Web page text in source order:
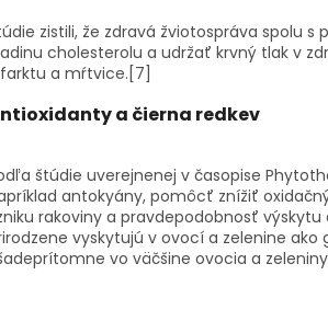
zistili, že zdravá žviotospráva spolu
cholesterolu a udržať krvný tlak v
a mŕtvice.[7]
a čierna redkev
štúdie uverejnenej v časopise
antokyány, pomôcť znížiť
rakoviny a pravdepodobnosť
vyskytujú v ovocí a zelenine ako
vo väčšine ovocia a